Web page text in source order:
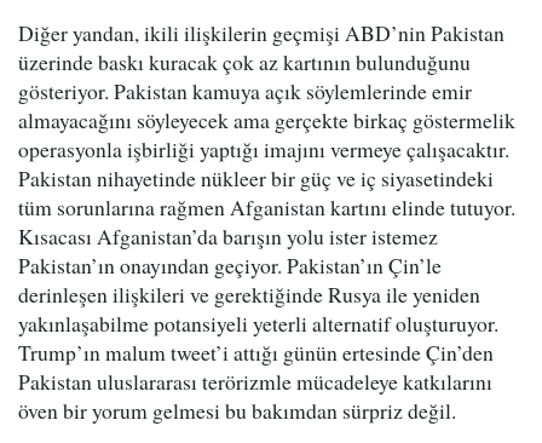
Diğer yandan, ikili ilişkilerin geçmişi ABD’nin Pakistan
üzerinde baskı kuracak çok az kartının bulunduğunu
gösteriyor. Pakistan kamuya açık söylemlerinde emir
almayacağını söyleyecek ama gerçekte birkaç göstermelik
operasyonla işbirliği yaptığı imajını vermeye çalışacaktır.
Pakistan nihayetinde nükleer bir güç ve iç siyasetindeki
tüm sorunlarına rağmen Afganistan kartını elinde tutuyor.
Kısacası Afganistan’da barışın yolu ister istemez
Pakistan’ın onayından geçiyor. Pakistan’ın Çin’le
derinleşen ilişkileri ve gerektiğinde Rusya ile yeniden
yakınlaşabilme potansiyeli yeterli alternatif oluşturuyor.
Trump’ın malum tweet’i attığı günün ertesinde Çin’den
Pakistan uluslararası terörizmle mücadeleye katkılarını
öven bir yorum gelmesi bu bakımdan sürpriz değil.